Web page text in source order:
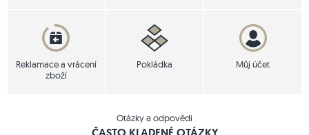
Reklamace a vrácení
zboží
Pokládka Můj účet
Otázky a odpovědi